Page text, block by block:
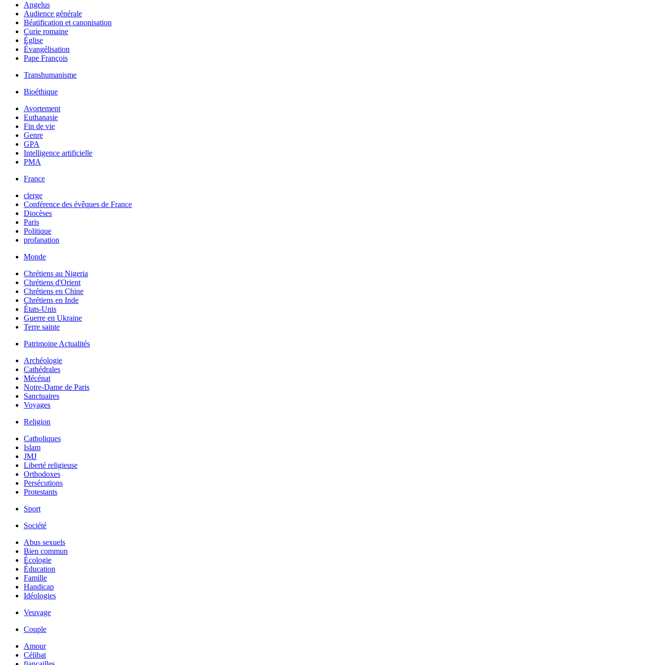
Angelus
Audience générale
Béatification et canonisation
Curie romaine
Église
Évangélisation
Pape François
Transhumanisme
Bioéthique
Avortement
Euthanasie
Fin de vie
Genre
GPA
Intelligence artificielle
PMA
France
clerge
Conférence des évêques de France
Diocèses
Paris
Politique
profanation
Monde
Chrétiens au Nigeria
Chrétiens d'Orient
Chrétiens en Chine
Chrétiens en Inde
États-Unis
Guerre en Ukraine
Terre sainte
Patrimoine Actualités
Archéologie
Cathédrales
Mécénat
Notre-Dame de Paris
Sanctuaires
Voyages
Religion
Catholiques
Islam
JMJ
Liberté religieuse
Orthodoxes
Persécutions
Protestants
Sport
Société
Abus sexuels
Bien commun
Écologie
Éducation
Famille
Handicap
Idéologies
Veuvage
Couple
Amour
Célibat